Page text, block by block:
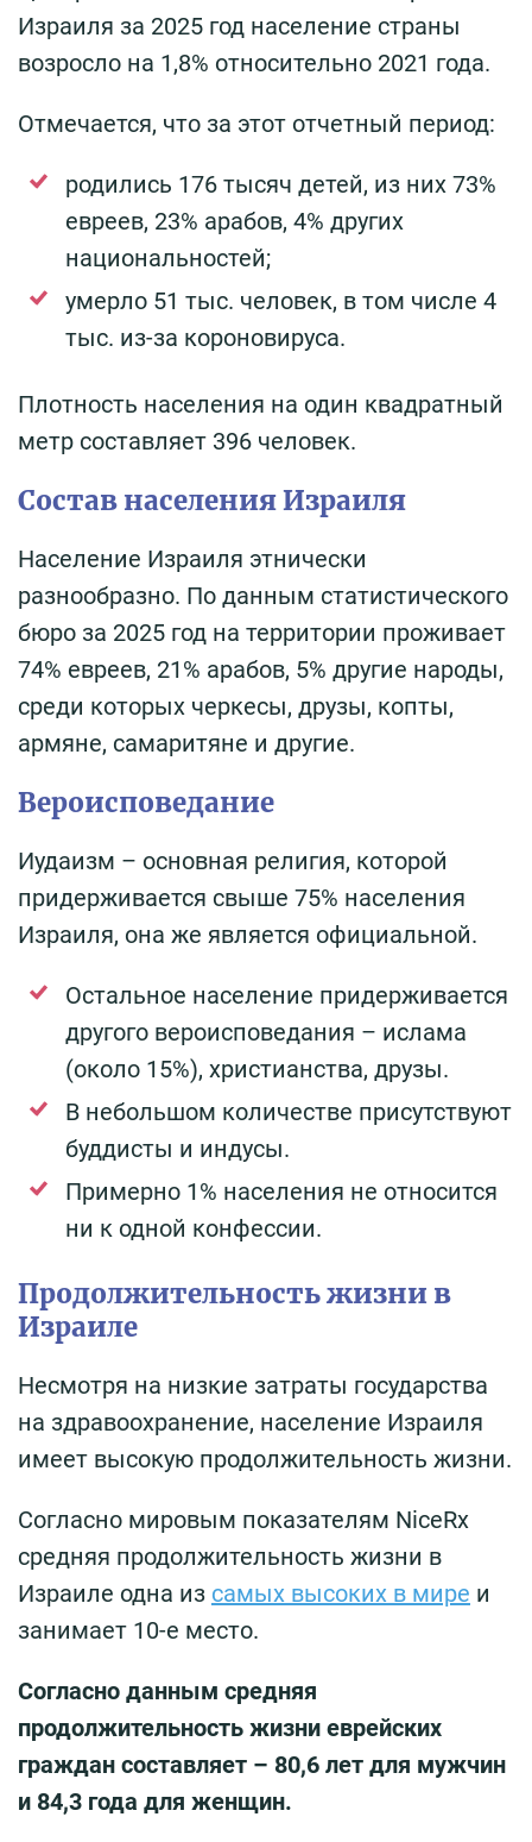
Израиля за 2025 год население страны
возросло на 1,8% относительно 2021 года.
Отмечается, что за этот отчетный период:
родились 176 тысяч детей, из них 73%
евреев, 23% арабов, 4% других
национальностей;
умерло 51 тыс. человек, в том числе 4
тыс. из-за короновируса.
Плотность населения на один квадратный
метр составляет 396 человек.
Состав населения Израиля
Население Израиля этнически
разнообразно. По данным статистического
бюро за 2025 год на территории проживает
74% евреев, 21% арабов, 5% другие народы,
среди которых черкесы, друзы, копты,
армяне, самаритяне и другие.
Вероисповедание
Иудаизм – основная религия, которой
придерживается свыше 75% населения
Израиля, она же является официальной.
Остальное население придерживается
другого вероисповедания – ислама
(около 15%), христианства, друзы.
В небольшом количестве присутствуют
буддисты и индусы.
Примерно 1% населения не относится
ни к одной конфессии.
Продолжительность жизни в
Израиле
Несмотря на низкие затраты государства
на здравоохранение, население Израиля
имеет высокую продолжительность жизни.
Согласно мировым показателям NiceRx
средняя продолжительность жизни в
Израиле одна из самых высоких в мире и
занимает 10-е место.
Согласно данным средняя
продолжительность жизни еврейских
граждан составляет – 80,6 лет для мужчин
и 84,3 года для женщин.